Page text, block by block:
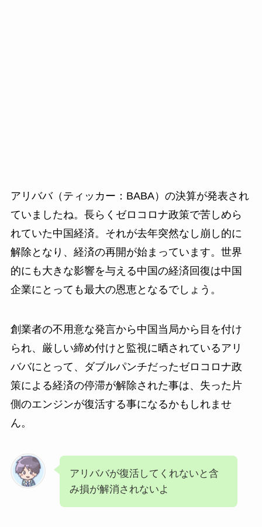
アリババ（ティッカー：BABA）の決算が発表され
ていましたね。長らくゼロコロナ政策で苦しめら
れていた中国経済。それが去年突然なし崩し的に
解除となり、経済の再開が始まっています。世界
的にも大きな影響を与える中国の経済回復は中国
企業にとっても最大の恩恵となるでしょう。
創業者の不用意な発言から中国当局から目を付け
られ、厳しい締め付けと監視に晒されているアリ
ババにとって、ダブルパンチだったゼロコロナ政
策による経済の停滞が解除された事は、失った片
側のエンジンが復活する事になるかもしれませ
ん。
アリババが復活してくれないと含
み損が解消されないよ